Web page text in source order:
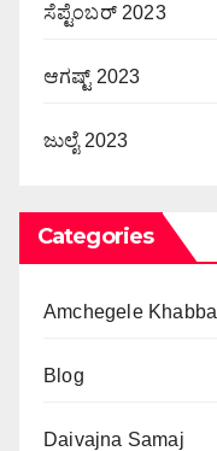
ಸೆಪ್ಟೆಂಬರ್ 2023
ಆಗಷ್ಟ್ 2023
ಜುಲೈ 2023
Categories
Amchegele
Blog
Daivajna Samaj